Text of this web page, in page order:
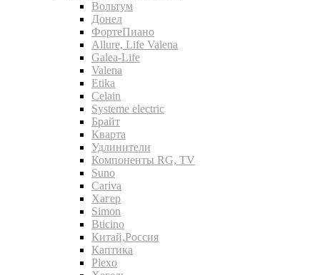
Вольтум
Донел
ФортеПиано
Allure, Life Valena
Galea-Life
Valena
Etika
Celain
Systeme electric
Брайт
Кварта
Удлинители
Компоненты RG, TV
Suno
Cariva
Хагер
Simon
Bticino
Китай,Россия
Каптика
Plexo